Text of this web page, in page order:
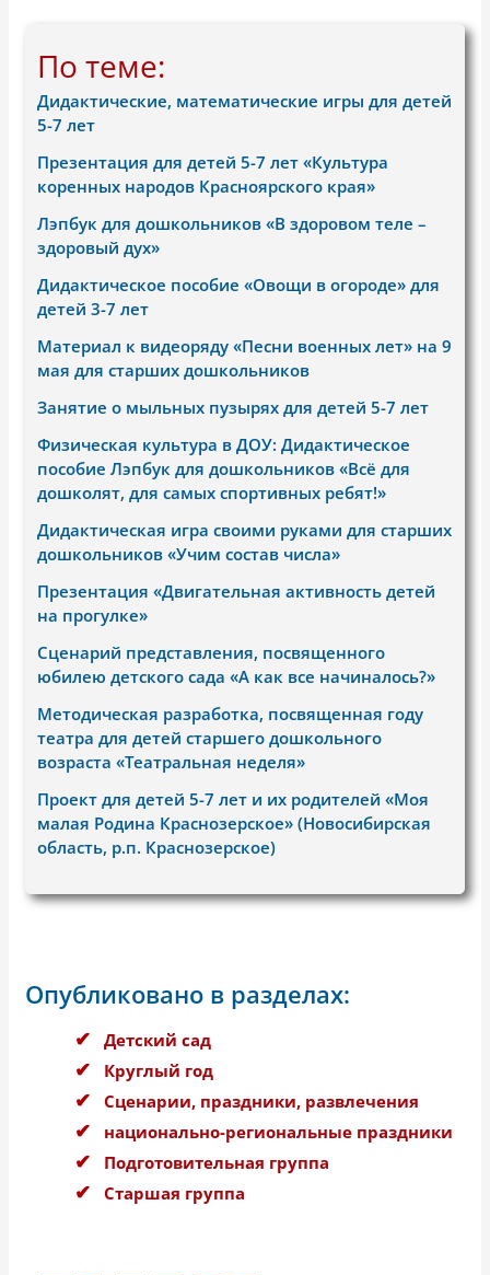
По теме:
Дидактические, математические игры для детей
5-7 лет
Презентация для детей 5-7 лет «Культура
коренных народов Красноярского края»
Лэпбук для дошкольников «В здоровом теле –
здоровый дух»
Дидактическое пособие «Овощи в огороде» для
детей 3-7 лет
Материал к видеоряду «Песни военных лет» на 9
мая для старших дошкольников
Занятие о мыльных пузырях для детей 5-7 лет
Физическая культура в ДОУ: Дидактическое
пособие Лэпбук для дошкольников «Всё для
дошколят, для самых спортивных ребят!»
Дидактическая игра своими руками для старших
дошкольников «Учим состав числа»
Презентация «Двигательная активность детей
на прогулке»
Сценарий представления, посвященного
юбилею детского сада «А как все начиналось?»
Методическая разработка, посвященная году
театра для детей старшего дошкольного
возраста «Театральная неделя»
Проект для детей 5-7 лет и их родителей «Моя
малая Родина Краснозерское» (Новосибирская
область, р.п. Краснозерское)
Опубликовано в разделах:
Детский сад
Круглый год
Сценарии, праздники, развлечения
национально-региональные праздники
Подготовительная группа
Старшая группа